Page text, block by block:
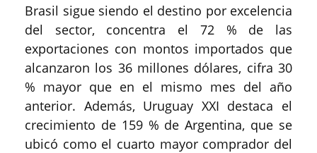
Brasil sigue siendo el destino por excelencia
del sector, concentra el 72 % de las
exportaciones con montos importados que
alcanzaron los 36 millones dólares, cifra 30
% mayor que en el mismo mes del año
anterior. Además, Uruguay XXI destaca el
crecimiento de 159 % de Argentina, que se
ubicó como el cuarto mayor comprador del